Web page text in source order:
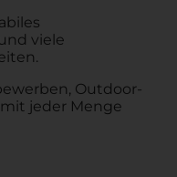
viele
Outdoor-
jeder Menge